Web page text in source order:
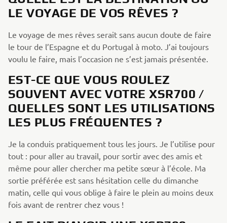
LE VOYAGE DE VOS RÊVES ?
Le voyage de mes rêves serait sans aucun doute de faire
le tour de l’Espagne et du Portugal à moto. J’ai toujours
voulu le faire, mais l’occasion ne s’est jamais présentée.
EST-CE QUE VOUS ROULEZ
SOUVENT AVEC VOTRE XSR700 /
QUELLES SONT LES UTILISATIONS
LES PLUS FRÉQUENTES ?
Je la conduis pratiquement tous les jours. Je l’utilise pour
tout : pour aller au travail, pour sortir avec des amis et
même pour aller chercher ma petite sœur à l’école. Ma
sortie préférée est sans hésitation celle du dimanche
matin, celle qui vous oblige à faire le plein au moins deux
fois avant de rentrer chez vous !